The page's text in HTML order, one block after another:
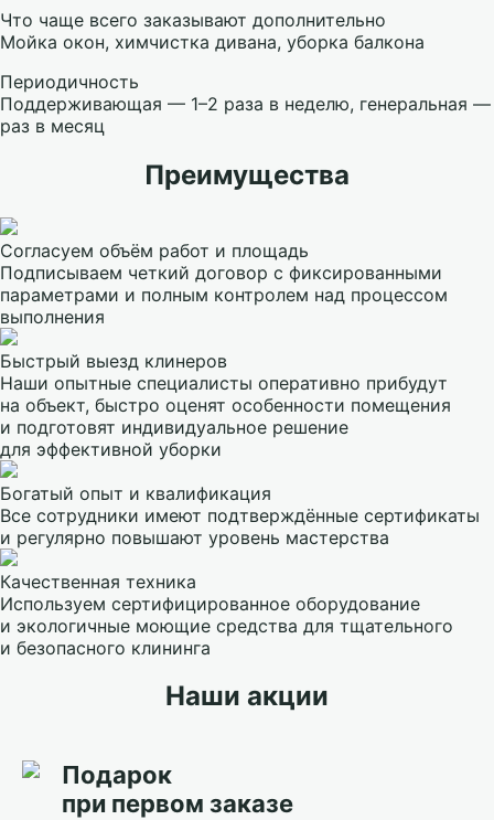
Что чаще всего заказывают дополнительно
Мойка окон, химчистка дивана, уборка балкона
Периодичность
Поддерживающая — 1–2 раза в неделю, генеральная —
раз в месяц
Преимущества
Согласуем объём работ и площадь
Подписываем четкий договор с фиксированными
параметрами и полным контролем над процессом
выполнения
Быстрый выезд клинеров
Наши опытные специалисты оперативно прибудут
на объект, быстро оценят особенности помещения
и подготовят индивидуальное решение
для эффективной уборки
Богатый опыт и квалификация
Все сотрудники имеют подтверждённые сертификаты
и регулярно повышают уровень мастерства
Качественная техника
Используем сертифицированное оборудование
и экологичные моющие средства для тщательного
и безопасного клининга
Наши акции
Подарок
при первом заказе